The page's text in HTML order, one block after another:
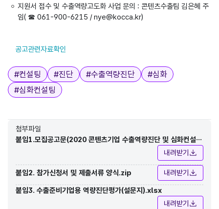
지원서 접수 및 수출역량고도화 사업 문의 : 콘텐츠수출팀 김은혜 주
임( ☎ 061-900-6215 / nye@kocca.kr)
공고관련자료확인
태그
#컨설팅 #진단 #수출역량진단 #심화
#심화컨설팅
첨부파일
붙임1.모집공고문(2020 콘텐츠기업 수출역량진단 및 심화컨설팅
내려받기
붙임2. 참가신청서 및 제출서류 양식.zip
내려받기
붙임3. 수출준비기업용 역량진단평가(설문지).xlsx
내려받기